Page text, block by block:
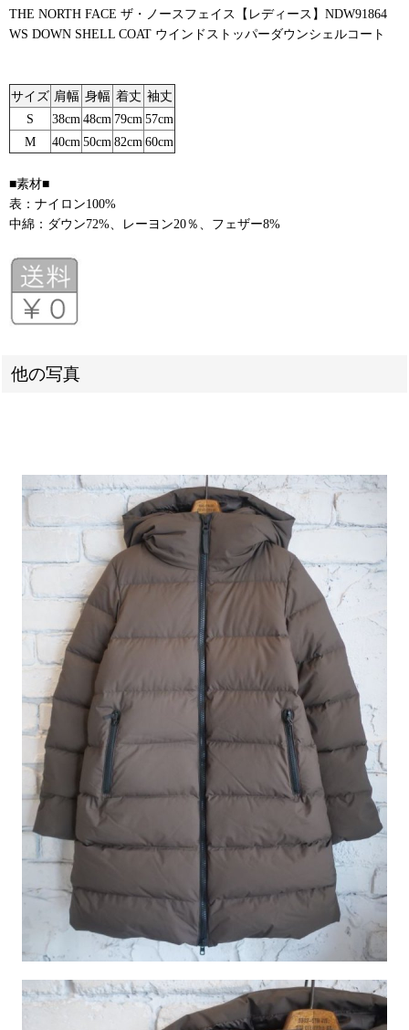
THE NORTH FACE ザ・ノースフェイス【レディース】NDW91864
WS DOWN SHELL COAT ウインドストッパーダウンシェルコート
サイズ 肩幅 身幅 着丈 袖丈
S
38cm48cm 79cm57cm
M
40cm50cm82cm60cm
■素材■
表：ナイロン100%
中綿：ダウン72%、レーヨン20％、フェザー8%
他の写真